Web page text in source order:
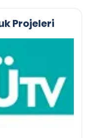
Projeleri